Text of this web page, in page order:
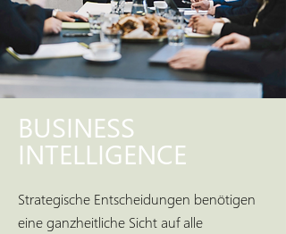
BUSINESS
INTELLIGENCE
Strategische Entscheidungen benötigen
eine ganzheitliche Sicht auf alle